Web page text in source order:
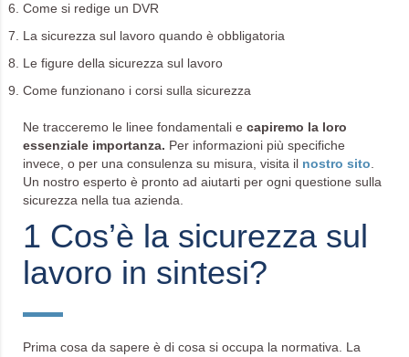
Come si redige un DVR
La sicurezza sul lavoro quando è obbligatoria
Le figure della sicurezza sul lavoro
Come funzionano i corsi sulla sicurezza
Ne tracceremo le linee fondamentali e capiremo la loro
essenziale importanza. Per informazioni più specifiche
invece, o per una consulenza su misura, visita il nostro sito
Un nostro esperto è pronto ad aiutarti per ogni questione sulla
sicurezza nella tua azienda.
1 Cos’è la sicurezza sul
lavoro in sintesi?
Prima cosa da sapere è di cosa si occupa la normativa. La